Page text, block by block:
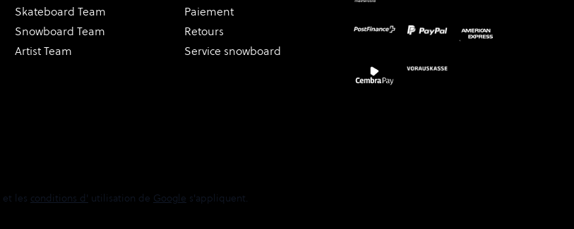
Skateboard Team
Snowboard Team
Artist Team
Paiement
Retours
Service snowboard
et les conditions d' utilisation de Google s'appliquent.